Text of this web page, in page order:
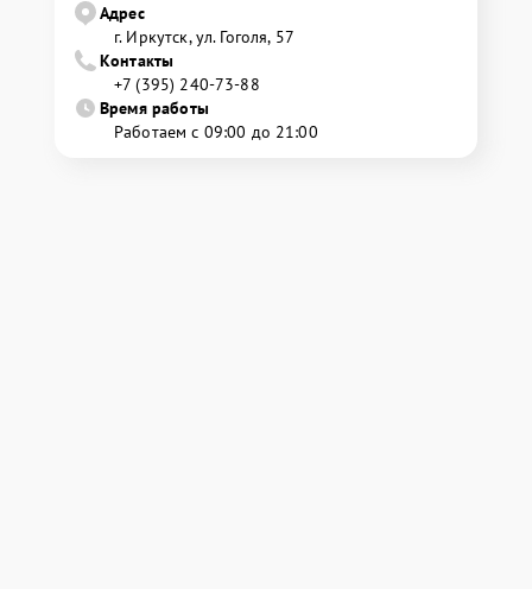
Адрес
г. Иркутск, ул. ​Гоголя, 57
Контакты
+7 (395) 240-73-88
Время работы
Работаем с 09:00 до 21:00